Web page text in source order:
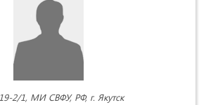
2/1, МИ СВФУ, РФ, г. Якутск